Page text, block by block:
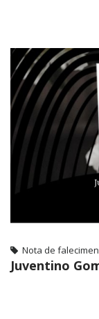
Nota de
Juventino